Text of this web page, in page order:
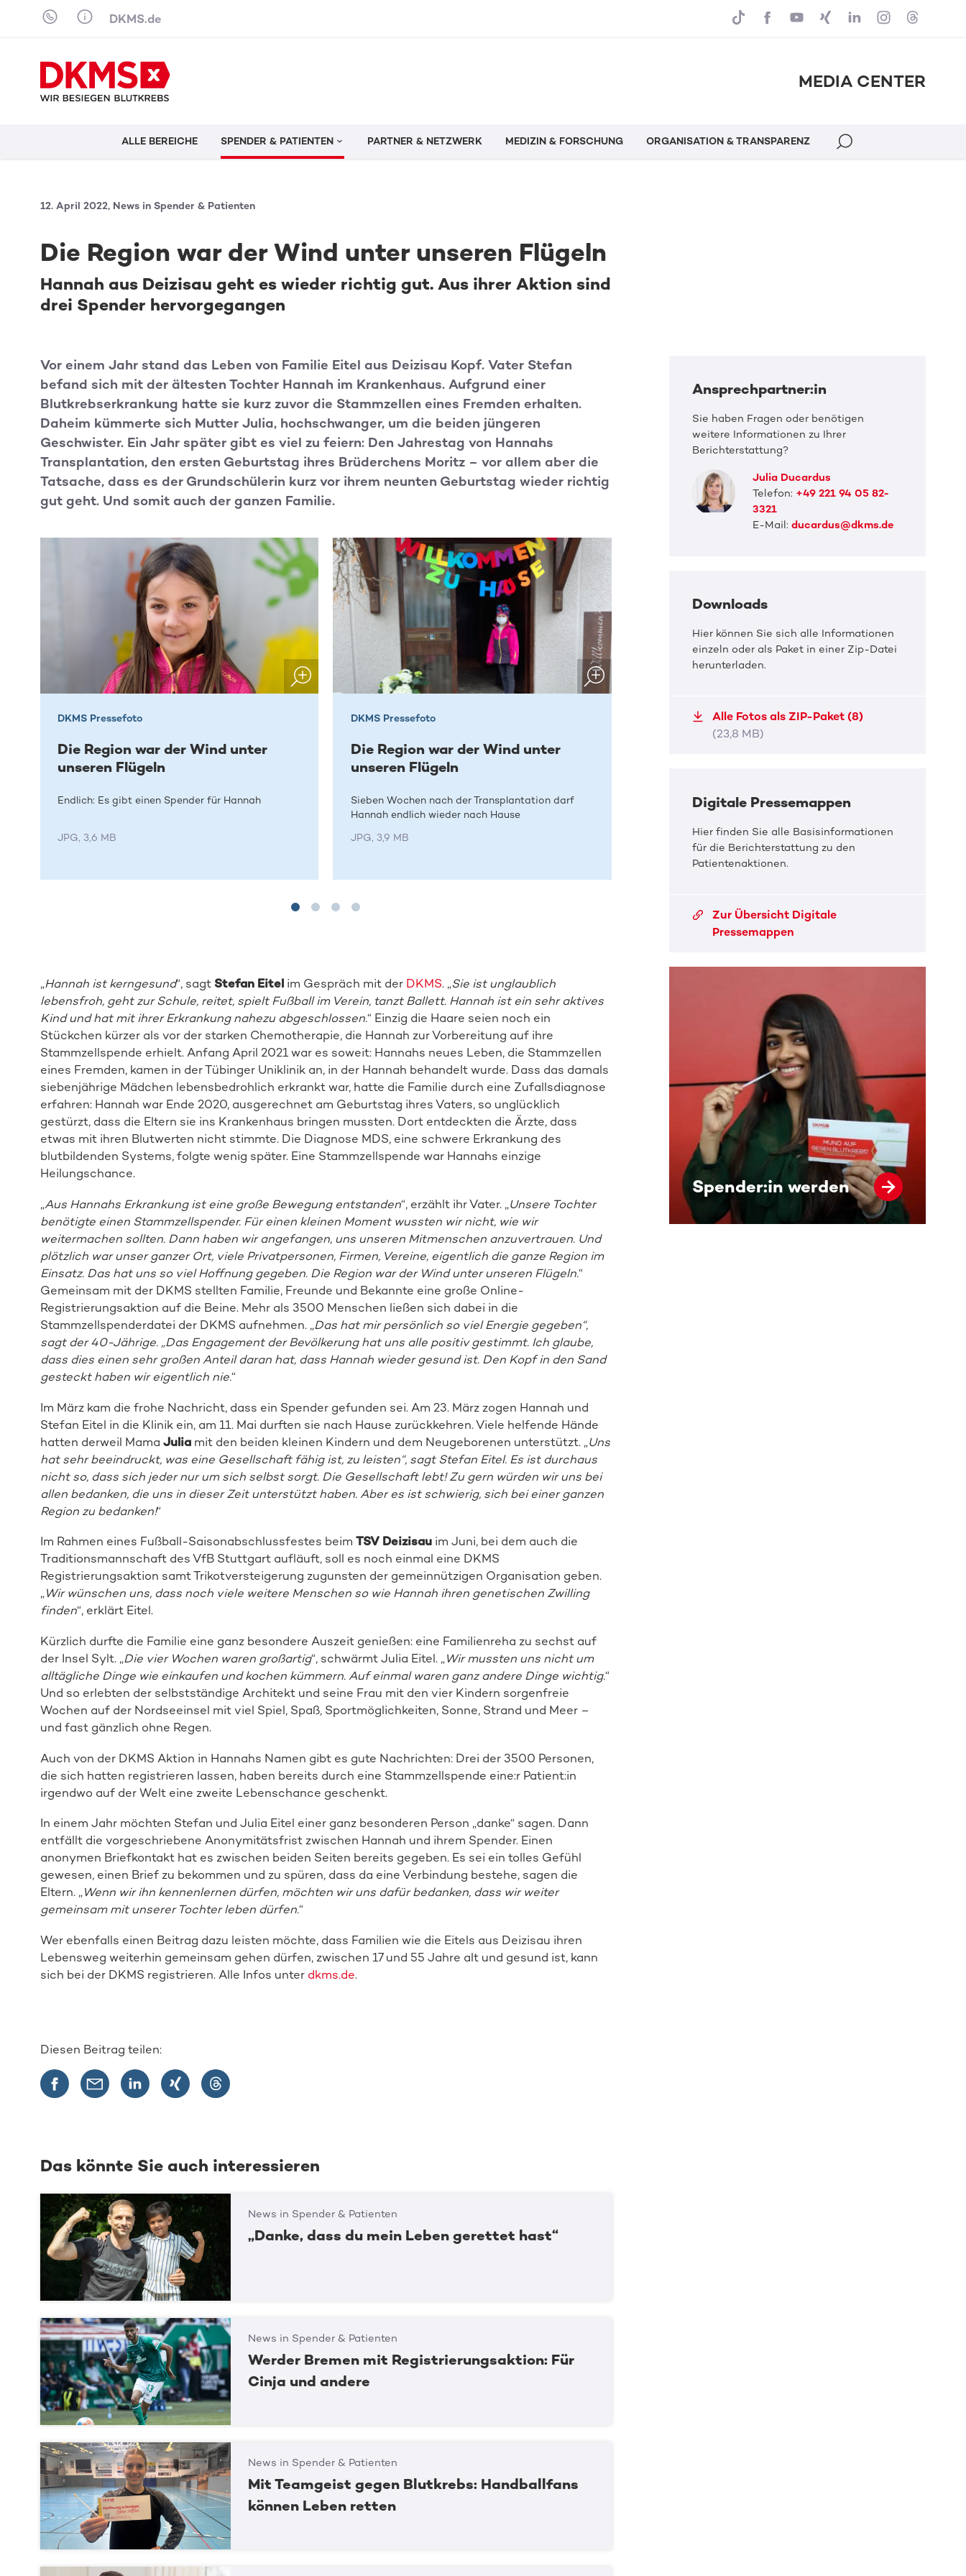
Skip to content
DKMS.de
MEDIA CENTER
ALLE BEREICHE SPENDER & PATIENTEN PARTNER & NETZWERK MEDIZIN & FORSCHUNG ORGANISATION & TRANSPARENZ
12. April 2022, News in Spender & Patienten
Die Region war der Wind unter unseren Flügeln
Hannah aus Deizisau geht es wieder richtig gut. Aus ihrer Aktion sind
drei Spender hervorgegangen
Vor einem Jahr stand das Leben von Familie Eitel aus Deizisau Kopf. Vater Stefan
befand sich mit der ältesten Tochter Hannah im Krankenhaus. Aufgrund einer
Blutkrebserkrankung hatte sie kurz zuvor die Stammzellen eines Fremden erhalten.
Daheim kümmerte sich Mutter Julia, hochschwanger, um die beiden jüngeren
Geschwister. Ein Jahr später gibt es viel zu feiern: Den Jahrestag von Hannahs
Transplantation, den ersten Geburtstag ihres Brüderchens Moritz – vor allem aber die
Tatsache, dass es der Grundschülerin kurz vor ihrem neunten Geburtstag wieder richtig
gut geht. Und somit auch der ganzen Familie.
DKMS Pressefoto
Die Region war der Wind unter
unseren Flügeln
Endlich: Es gibt einen Spender für Hannah
JPG, 3,6 MB
DKMS Pressefoto
Die Region war der Wind unter
unseren Flügeln
Sieben Wochen nach der Transplantation darf
Hannah endlich wieder nach Hause
JPG, 3,9 MB
DKMS Pressefoto
Hannah meistert die Chemotherapie
JPG, 1,7 MB
„Hannah ist kerngesund“, sagt Stefan Eitelim Gespräch mit der DKMS. „Sie ist unglaublich
lebensfroh, geht zur Schule, reitet, spielt Fußball im Verein, tanzt Ballett. Hannah ist ein sehr aktives
Kind und hat mit ihrer Erkrankung nahezu abgeschlossen.“ Einzig die Haare seien noch ein
Stückchen kürzer als vor der starken Chemotherapie, die Hannah zur Vorbereitung auf ihre
Stammzellspende erhielt. Anfang April 2021 war es soweit: Hannahs neues Leben, die Stammzellen
eines Fremden, kamen in der Tübinger Uniklinik an, in der Hannah behandelt wurde. Dass das damals
siebenjährige Mädchen lebensbedrohlich erkrankt war, hatte die Familie durch eine Zufallsdiagnose
erfahren: Hannah war Ende 2020, ausgerechnet am Geburtstag ihres Vaters, so unglücklich
gestürzt, dass die Eltern sie ins Krankenhaus bringen mussten. Dort entdeckten die Ärzte, dass
etwas mit ihren Blutwerten nicht stimmte. Die Diagnose MDS, eine schwere Erkrankung des
blutbildenden Systems, folgte wenig später. Eine Stammzellspende war Hannahs einzige
Heilungschance.
„Aus Hannahs Erkrankung ist eine große Bewegung entstanden“, erzählt ihr Vater. „Unsere Tochter
benötigte einen Stammzellspender. Für einen kleinen Moment wussten wir nicht, wie wir
weitermachen sollten. Dann haben wir angefangen, uns unseren Mitmenschen anzuvertrauen. Und
plötzlich war unser ganzer Ort, viele Privatpersonen, Firmen, Vereine, eigentlich die ganze Region im
Einsatz. Das hat uns so viel Hoffnung gegeben. Die Region war der Wind unter unseren Flügeln.“
Gemeinsam mit der DKMS stellten Familie, Freunde und Bekannte eine große Online-
Registrierungsaktion auf die Beine. Mehr als 3500 Menschen ließen sich dabei in die
Stammzellspenderdatei der DKMS aufnehmen. „Das hat mir persönlich so viel Energie gegeben“,
sagt der 40-Jährige. „Das Engagement der Bevölkerung hat uns alle positiv gestimmt. Ich glaube,
dass dies einen sehr großen Anteil daran hat, dass Hannah wieder gesund ist. Den Kopf in den Sand
gesteckt haben wir eigentlich nie.“
Im März kam die frohe Nachricht, dass ein Spender gefunden sei. Am 23. März zogen Hannah und
Stefan Eitel in die Klinik ein, am 11. Mai durften sie nach Hause zurückkehren. Viele helfende Hände
hatten derweil Mama Juliamit den beiden kleinen Kindern und dem Neugeborenen unterstützt. „Uns
hat sehr beeindruckt, was eine Gesellschaft fähig ist, zu leisten“, sagt Stefan Eitel. Es ist durchaus
nicht so, dass sich jeder nur um sich selbst sorgt. Die Gesellschaft lebt! Zu gern würden wir uns bei
allen bedanken, die uns in dieser Zeit unterstützt haben. Aber es ist schwierig, sich bei einer ganzen
Region zu bedanken!“
Im Rahmen eines Fußball-Saisonabschlussfestes beim TSV Deizisauim Juni, bei dem auch die
Traditionsmannschaft des VfB Stuttgart aufläuft, soll es noch einmal eine DKMS
Registrierungsaktion samt Trikotversteigerung zugunsten der gemeinnützigen Organisation geben.
„Wir wünschen uns, dass noch viele weitere Menschen so wie Hannah ihren genetischen Zwilling
finden“, erklärt Eitel.
Kürzlich durfte die Familie eine ganz besondere Auszeit genießen: eine Familienreha zu sechst auf
der Insel Sylt. „Die vier Wochen waren großartig“, schwärmt Julia Eitel. „ Wir mussten uns nicht um
alltägliche Dinge wie einkaufen und kochen kümmern. Auf einmal waren ganz andere Dinge wichtig.“
Und so erlebten der selbstständige Architekt und seine Frau mit den vier Kindern sorgenfreie
Wochen auf der Nordseeinsel mit viel Spiel, Spaß, Sportmöglichkeiten, Sonne, Strand und Meer –
und fast gänzlich ohne Regen.
Auch von der DKMS Aktion in Hannahs Namen gibt es gute Nachrichten: Drei der 3500 Personen,
die sich hatten registrieren lassen, haben bereits durch eine Stammzellspende eine:r Patient:in
irgendwo auf der Welt eine zweite Lebenschance geschenkt.
In einem Jahr möchten Stefan und Julia Eitel einer ganz besonderen Person „danke“ sagen. Dann
entfällt die vorgeschriebene Anonymitätsfrist zwischen Hannah und ihrem Spender. Einen
anonymen Briefkontakt hat es zwischen beiden Seiten bereits gegeben. Es sei ein tolles Gefühl
gewesen, einen Brief zu bekommen und zu spüren, dass da eine Verbindung bestehe, sagen die
Eltern. „Wenn wir ihn kennenlernen dürfen, möchten wir uns dafür bedanken, dass wir weiter
gemeinsam mit unserer Tochter leben dürfen.“
Wer ebenfalls einen Beitrag dazu leisten möchte, dass Familien wie die Eitels aus Deizisau ihren
Lebensweg weiterhin gemeinsam gehen dürfen, zwischen 17 und 55 Jahre alt und gesund ist, kann
sich bei der DKMS registrieren. Alle Infos unter dkms.de.
Diesen Beitrag teilen:
Das könnte Sie auch interessieren
News in Spender & Patienten
„Danke, dass du mein Leben gerettet hast“
News in Spender & Patienten
Werder Bremen mit Registrierungsaktion: Für
Cinja und andere
News in Spender & Patienten
Mit Teamgeist gegen Blutkrebs: Handballfans
können Leben retten
Ansprechpartner:in
Sie haben Fragen oder benötigen
weitere Informationen zu Ihrer
Berichterstattung?
Julia Ducardus
Telefon: +49 221 94 05 82-
3321
E-Mail: ducardus@dkms.de
Downloads
Hier können Sie sich alle Informationen
einzeln oder als Paket in einer Zip-Datei
herunterladen.
Alle Fotos als ZIP-Paket (8)
(23,8 MB)
Digitale Pressemappen
Hier finden Sie alle Basisinformationen
für die Berichterstattung zu den
Patientenaktionen.
Zur Übersicht Digitale
Pressemappen
Spender:in werden
Spender:in werden